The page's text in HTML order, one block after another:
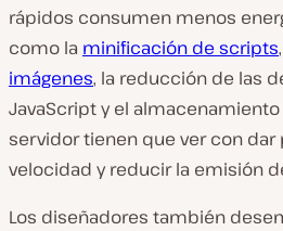
rápidos consumen menos
como la minificación de scripts
imágenes, la reducción de las
JavaScript y el
servidor tienen que ver con dar
velocidad yreducir la emisión
Los diseñadores también